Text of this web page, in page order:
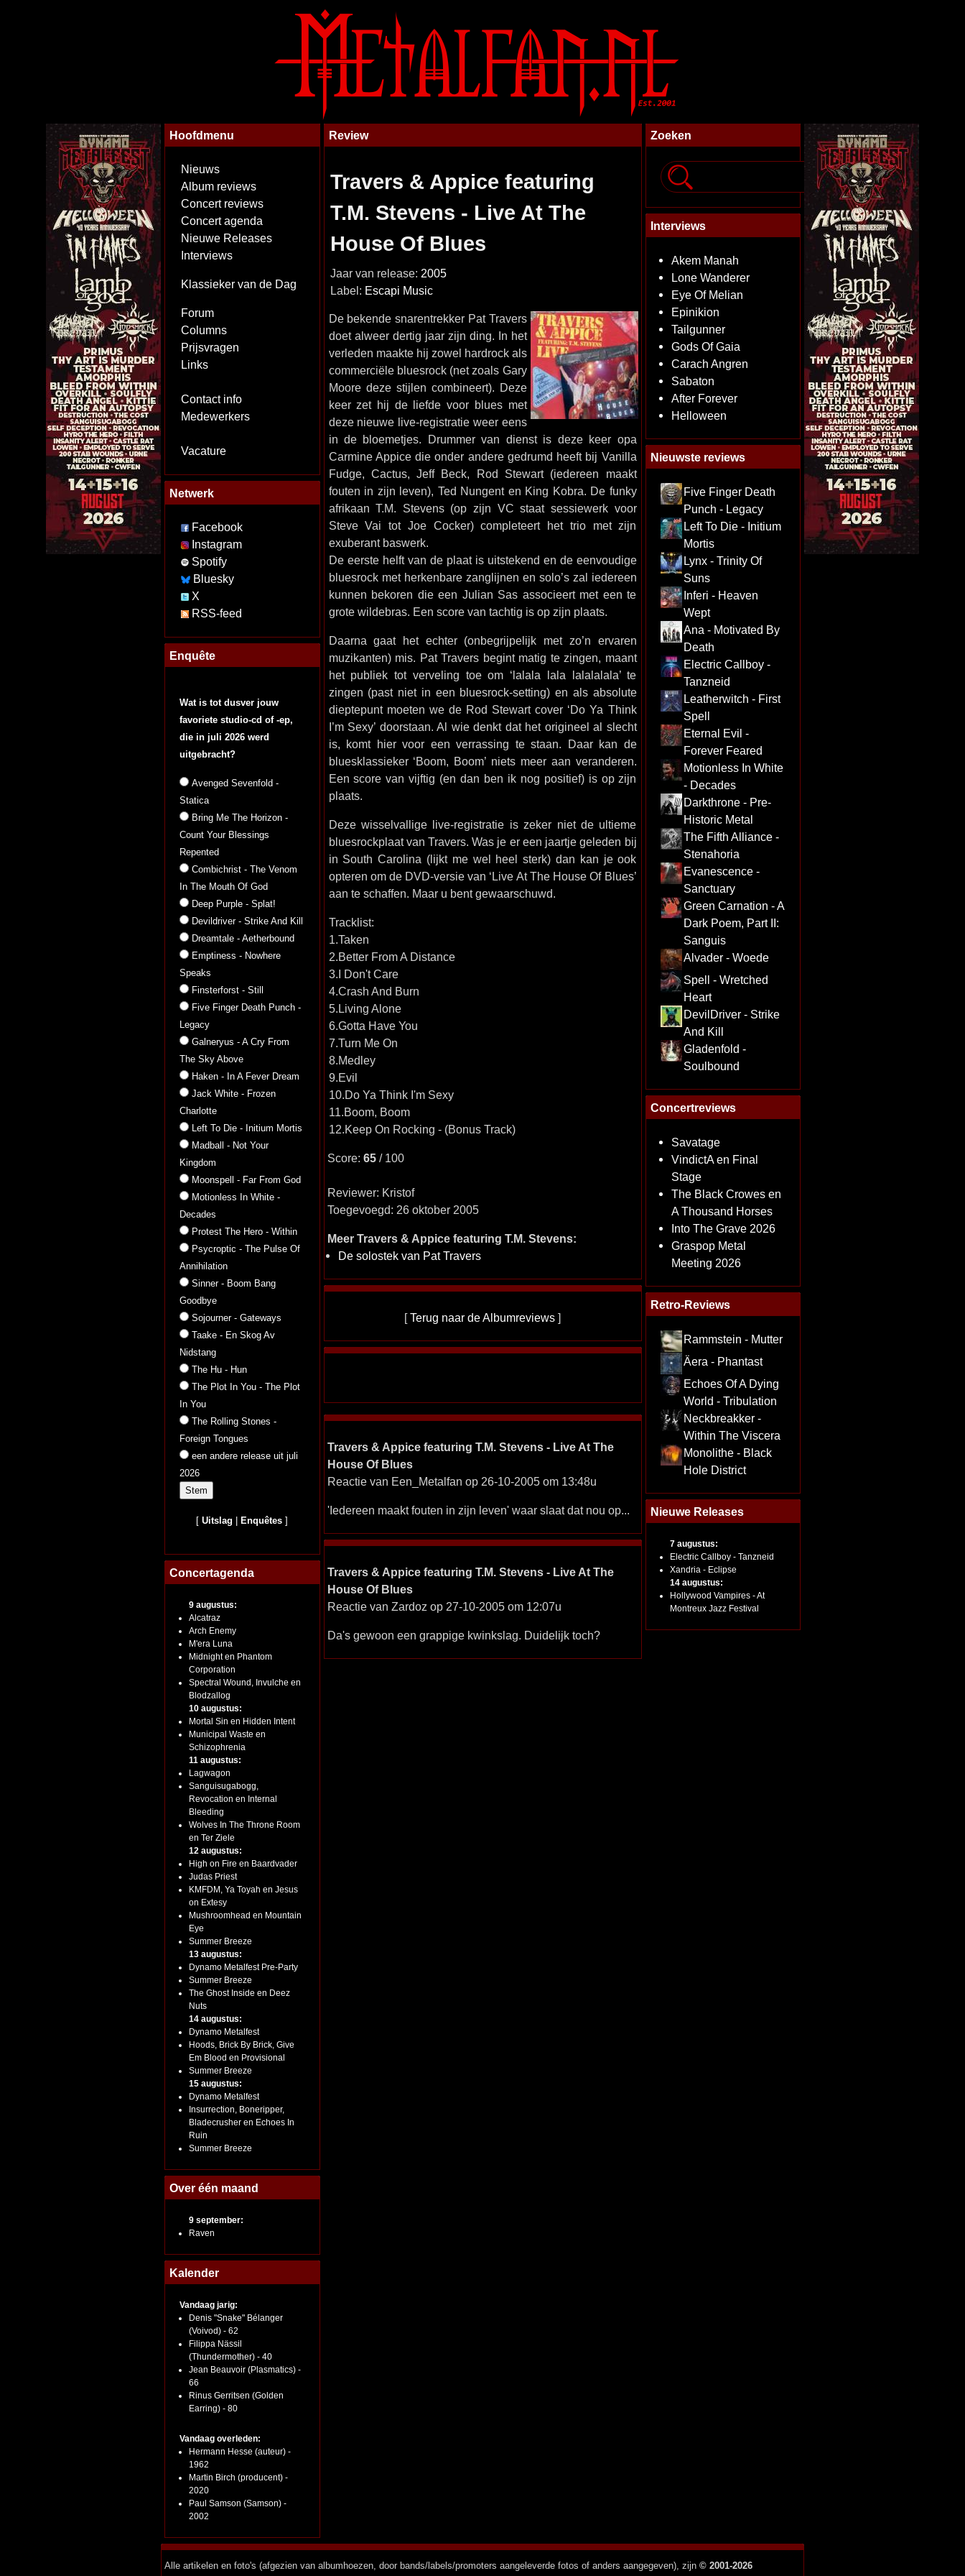
Hoofdmenu
Nieuws
Album reviews
Concert reviews
Concert agenda
Nieuwe Releases
Interviews
Klassieker van de Dag
Forum
Columns
Prijsvragen
Links
Contact info
Medewerkers
Vacature
Netwerk
Facebook
Instagram
Spotify
Bluesky
X
RSS-feed
Enquête
Wat is tot dusver jouw
favoriete studio-cd of -ep,
die in juli 2026 werd
uitgebracht?
Avenged Sevenfold -
Statica
Bring Me The Horizon -
Count Your Blessings
Repented
Combichrist - The Venom
In The Mouth Of God
Deep Purple - Splat!
Devildriver - Strike And Kill
Dreamtale - Aetherbound
Emptiness - Nowhere
Speaks
Finsterforst - Still
Five Finger Death Punch -
Legacy
Galneryus - A Cry From
The Sky Above
Haken - In A Fever Dream
Jack White - Frozen
Charlotte
Left To Die - Initium Mortis
Madball - Not Your
Kingdom
Moonspell - Far From God
Motionless In White -
Decades
Protest The Hero - Within
Psycroptic - The Pulse Of
Annihilation
Sinner - Boom Bang
Goodbye
Sojourner - Gateways
Taake - En Skog Av
Nidstang
The Hu - Hun
The Plot In You - The Plot
In You
The Rolling Stones -
Foreign Tongues
een andere release uit juli
2026
[Uitslag Enquêtes ]
Concertagenda
9 augustus:
Alcatraz
Arch Enemy
M'era Luna
Midnight en Phantom
Corporation
Spectral Wound, Invulche en
Blodzallog
10 augustus:
Mortal Sin en Hidden Intent
Municipal Waste en
Schizophrenia
11 augustus:
Lagwagon
Sanguisugabogg,
Revocation en Internal
Bleeding
Wolves In The Throne Room
en Ter Ziele
12 augustus:
High on Fire en Baardvader
Judas Priest
KMFDM, Ya Toyah en Jesus
on Extesy
Mushroomhead en Mountain
Eye
Summer Breeze
13 augustus:
Dynamo Metalfest Pre-Party
Summer Breeze
The Ghost Inside en Deez
Nuts
14 augustus:
Dynamo Metalfest
Hoods, Brick By Brick, Give
Em Blood en Provisional
Summer Breeze
15 augustus:
Dynamo Metalfest
Insurrection, Boneripper,
Bladecrusher en Echoes In
Ruin
Summer Breeze
Over één maand
9 september:
Raven
Kalender
Vandaag jarig:
Denis "Snake" Bélanger
(Voivod) - 62
Filippa Nässil
(Thundermother) - 40
Jean Beauvoir (Plasmatics) -
66
Rinus Gerritsen (Golden
Earring) - 80
Vandaag overleden:
Hermann Hesse (auteur) -
1962
Martin Birch (producent) -
2020
Paul Samson (Samson) -
2002
Review
Travers & Appice featuring
T.M. Stevens - Live At The
House Of Blues
Jaar van release: 2005
Label: Escapi Music
De bekende snarentrekker Pat Travers
doet alweer dertig jaar zijn ding. In het
verleden maakte hij zowel hardrock als
commerciële bluesrock (net zoals Gary
Moore deze stijlen combineert). Deze
keer zet hij de liefde voor blues met
deze nieuwe live-registratie weer eens
in de bloemetjes. Drummer van dienst is deze keer opa
Carmine Appice die onder andere gedrumd heeft bij Vanilla
Fudge, Cactus, Jeff Beck, Rod Stewart (iedereen maakt
fouten in zijn leven), Ted Nungent en King Kobra. De funky
afrikaan T.M. Stevens (op zijn VC staat sessiewerk voor
Steve Vai tot Joe Cocker) completeert het trio met zijn
exuberant baswerk.
De eerste helft van de plaat is uitstekend en de eenvoudige
bluesrock met herkenbare zanglijnen en solo’s zal iedereen
kunnen bekoren die een Julian Sas associeert met een te
grote wildebras. Een score van tachtig is op zijn plaats.
Daarna gaat het echter (onbegrijpelijk met zo’n ervaren
muzikanten) mis. Pat Travers begint matig te zingen, maant
het publiek tot verveling toe om ‘lalala lala lalalalala’ te
zingen (past niet in een bluesrock-setting) en als absolute
dieptepunt moeten we de Rod Stewart cover ‘Do Ya Think
I’m Sexy’ doorstaan. Al wie denkt dat het origineel al slecht
is, komt hier voor een verrassing te staan. Daar kan de
bluesklassieker ‘Boom, Boom’ niets meer aan veranderen.
Een score van vijftig (en dan ben ik nog positief) is op zijn
plaats.
Deze wisselvallige live-registratie is zeker niet de ultieme
bluesrockplaat van Travers. Was je er een jaartje geleden bij
in South Carolina (lijkt me wel heel sterk) dan kan je ook
opteren om de DVD-versie van ‘Live At The House Of Blues’
aan te schaffen. Maar u bent gewaarschuwd.
Tracklist:
1.Taken
2.Better From A Distance
3.I Don't Care
4.Crash And Burn
5.Living Alone
6.Gotta Have You
7.Turn Me On
8.Medley
9.Evil
10.Do Ya Think I'm Sexy
11.Boom, Boom
12.Keep On Rocking - (Bonus Track)
Score: 65/ 100
Reviewer: Kristof
Toegevoegd: 26 oktober 2005
Meer Travers & Appice featuring T.M. Stevens:
De solostek van Pat Travers
[Terug naar de Albumreviews ]
Travers & Appice featuring T.M. Stevens - Live At The
House Of Blues
Reactie van Een_Metalfan op 26-10-2005 om 13:48u
'Iedereen maakt fouten in zijn leven' waar slaat dat nou op...
Travers & Appice featuring T.M. Stevens - Live At The
House Of Blues
Reactie van Zardoz op 27-10-2005 om 12:07u
Da's gewoon een grappige kwinkslag. Duidelijk toch?
Zoeken
Interviews
Akem Manah
Lone Wanderer
Eye Of Melian
Epinikion
Tailgunner
Gods Of Gaia
Carach Angren
Sabaton
After Forever
Helloween
Nieuwste reviews
Five Finger Death
Punch - Legacy
Left To Die - Initium
Mortis
Lynx - Trinity Of
Suns
Inferi - Heaven
Wept
Ana - Motivated By
Death
Electric Callboy -
Tanzneid
Leatherwitch - First
Spell
Eternal Evil -
Forever Feared
Motionless In White
- Decades
Darkthrone - Pre-
Historic Metal
The Fifth Alliance -
Stenahoria
Evanescence -
Sanctuary
Green Carnation - A
Dark Poem, Part II:
Sanguis
Alvader - Woede
Spell - Wretched
Heart
DevilDriver - Strike
And Kill
Gladenfold -
Soulbound
Concertreviews
Savatage
VindictA en Final
Stage
The Black Crowes en
A Thousand Horses
Into The Grave 2026
Graspop Metal
Meeting 2026
Retro-Reviews
Rammstein - Mutter
Äera - Phantast
Echoes Of A Dying
World - Tribulation
Neckbreakker -
Within The Viscera
Monolithe - Black
Hole District
Nieuwe Releases
7 augustus:
Electric Callboy - Tanzneid
Xandria - Eclipse
14 augustus:
Hollywood Vampires - At
Montreux Jazz Festival
Alle artikelen en foto's (afgezien van albumhoezen, door bands/labels/promoters aangeleverde fotos of anders aangegeven), zijn © 2001-2026